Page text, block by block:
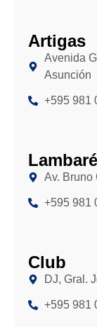
Artigas
Avenida
Asunción
+595 981
Lambaré
Av. Bruno
+595 981
Club
DJ, Gral.
+595 981